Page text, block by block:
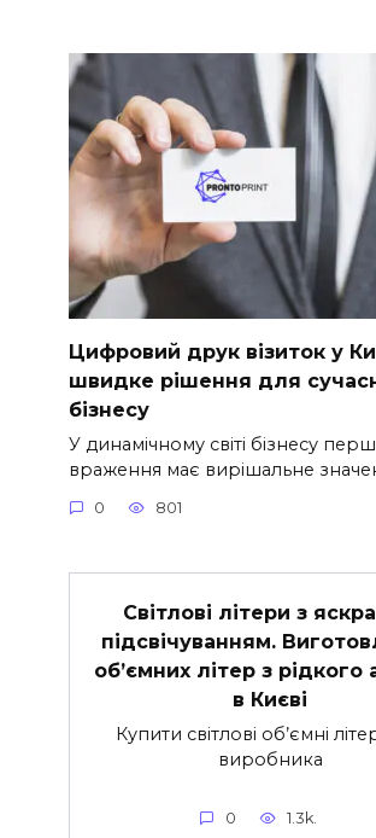
Цифровий друк візиток у
швидке рішення для
бізнесу
У динамічному світі бізнесу
враження має вирішальне
0 801
Світлові літери з
підсвічуванням.
об’ємних літер з рідкого
в Києві
Купити світлові об’ємні
виробника
0 1.3k.